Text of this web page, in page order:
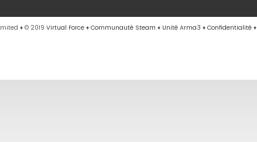
♦ © 2019 Virtual Force ♦ Communauté Steam ♦ Unité Arma3 ♦ Confidentialité ♦